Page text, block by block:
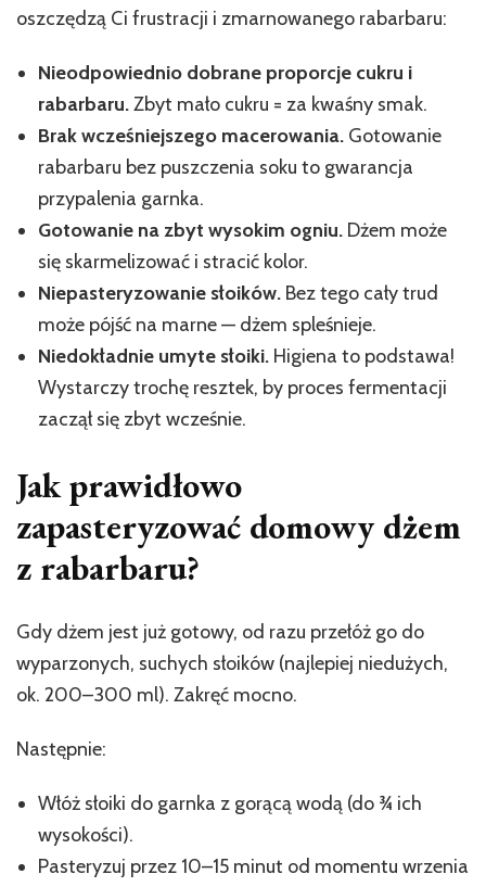
oszczędzą Ci frustracji i zmarnowanego rabarbaru:
Nieodpowiednio dobrane proporcje cukru i
rabarbaru.Zbyt mało cukru = za kwaśny smak.
Brak wcześniejszego macerowania. Gotowanie
rabarbaru bez puszczenia soku to gwarancja
przypalenia garnka.
Gotowanie na zbyt wysokim ogniu. Dżem może
się skarmelizować i stracić kolor.
Niepasteryzowanie słoików. Bez tego cały trud
może pójść na marne — dżem spleśnieje.
Niedokładnie umyte słoiki. Higiena to podstawa!
Wystarczy trochę resztek, by proces fermentacji
zaczął się zbyt wcześnie.
Jak prawidłowo
zapasteryzować domowy dżem
z rabarbaru?
Gdy dżem jest już gotowy, od razu przełóż go do
wyparzonych, suchych słoików (najlepiej niedużych,
ok. 200–300 ml). Zakręć mocno.
Następnie:
Włóż słoiki do garnka z gorącą wodą (do ¾ ich
wysokości).
Pasteryzuj przez 10–15 minut od momentu wrzenia